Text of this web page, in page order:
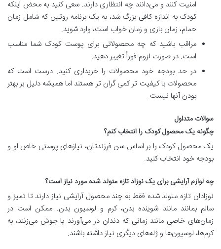
امنیت کنند و می‌دانند چه انتظاری دارند. سعی کنید به محض اینکه
کودک به اندازه کافی بزرگ شد، به یک برنامه روتین که شامل زمان
حمام، زمان بازی و زمان خواب است، وارد شوید.
مراقب باشید که چه محصولاتی برای پوست کودک شما مناسب
است. در صورت لزوم فوراً تغییر دهید.
در حد بودجه خود محصولات را خریداری کنید. درست است که
محصولات با کیفیت تر کمی گران تر هستند اما همیشه دلیل بر بهتر
بودن آنها نیست.
سوالات متداول
چگونه یک محصول کودک را انتخاب کنم؟
یک محصول کودک را بر اساس سن فرزندتان، نیازهای پوستی خاص او و
بودجه خود انتخاب کنید.
چه لوازم آرایشی برای یک نوزاد تازه متولد شده مورد نیاز است؟
نوزادان تازه متولد شده فقط به چند محصول آرایشی نیاز دارند تا تمیز و
سالم بمانند مانند شوینده بدن، کرم و لوسیون بدن. ممکن است در
زمان‌های خاصی مانند زمانی که دندان در می‌آورند یا جوش می‌زنند، به
کرم‌ها، لوسیون‌ها و ژله‌های دیگری نیاز داشته باشند.